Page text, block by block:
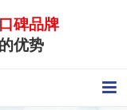
碑品牌
优势